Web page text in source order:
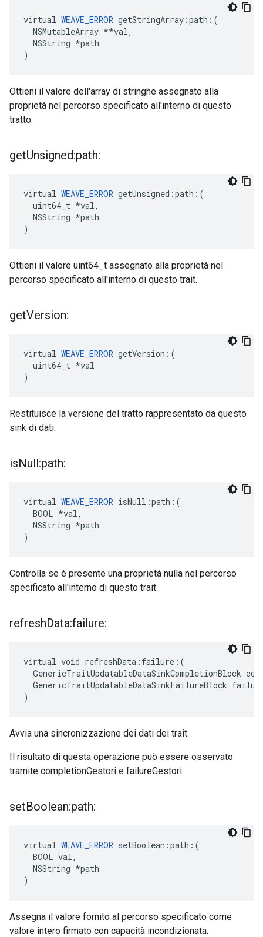
virtual WEAVE_ERROR getStringArray:path:(
  NSMutableArray **val,
  NSString *path
)
Ottieni il valore dell'array di stringhe assegnato alla
proprietà nel percorso specificato all'interno di questo
tratto.
getUnsigned:path:
virtual WEAVE_ERROR getUnsigned:path:(
  uint64_t *val,
  NSString *path
)
Ottieni il valore uint64_t assegnato alla proprietà nel
percorso specificato all'interno di questo trait.
getVersion:
virtual WEAVE_ERROR getVersion:(
  uint64_t *val
)
Restituisce la versione del tratto rappresentato da questo
sink di dati.
isNull:path:
virtual WEAVE_ERROR isNull:path:(
  BOOL *val,
  NSString *path
)
Controlla se è presente una proprietà nulla nel percorso
specificato all'interno di questo trait.
refreshData:failure:
virtual void refreshData:failure:(
GenericTraitUpdatableDataSinkCompletionBlock
GenericTraitUpdatableDataSinkFailureBlock
)
Avvia una sincronizzazione dei dati dei trait.
Il risultato di questa operazione può essere osservato
tramite completionGestori e failureGestori.
setBoolean:path:
virtual WEAVE_ERROR setBoolean:path:(
  BOOL val,
  NSString *path
)
Assegna il valore fornito al percorso specificato come
valore intero firmato con capacità incondizionata.